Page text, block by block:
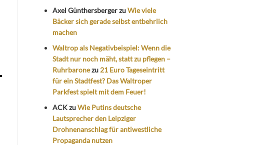
Axel GünthersbergerzuWie viele
Bäcker sich gerade selbst entbehrlich
machen
Waltrop als Negativbeispiel: Wenn die
Stadt nur noch mäht, statt zu pflegen –
Ruhrbaronezu 21 Euro Tageseintritt
für ein Stadtfest? Das Waltroper
Parkfest spielt mit dem Feuer!
ACKzuWie Putins deutsche
Lautsprecher den Leipziger
Drohnenanschlag für antiwestliche
Propaganda nutzen